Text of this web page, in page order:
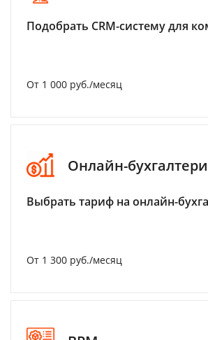
Подобрать CRM-систему для
От 1 000 руб./месяц
Онлайн-
Выбрать тариф на онлайн-
От 1 300 руб./месяц